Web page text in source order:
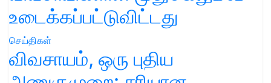
உடைக்கப்பட்டுவிட்டது
செய்திகள்
விவசாயம், ஒரு புதிய